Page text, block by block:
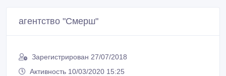
агентство "Смерш"
Зарегистрирован 27/07/2018
Активность 10/03/2020 15:25